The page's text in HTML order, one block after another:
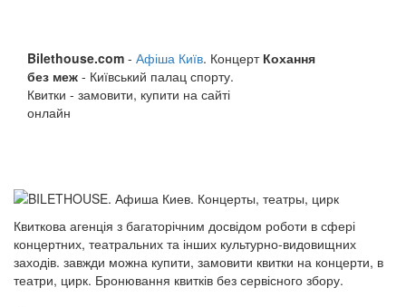
Bilethouse.com - Афіша Київ. Концерт Кохання
без меж - Київський палац спорту.
Квитки - замовити, купити на сайті
онлайн
Квиткова агенція з багаторічним досвідом роботи в сфері
концертних, театральних та інших культурно-видовищних
заходів. завжди можна купити, замовити квитки на концерти, в
театри, цирк. Бронювання квитків без сервісного збору.